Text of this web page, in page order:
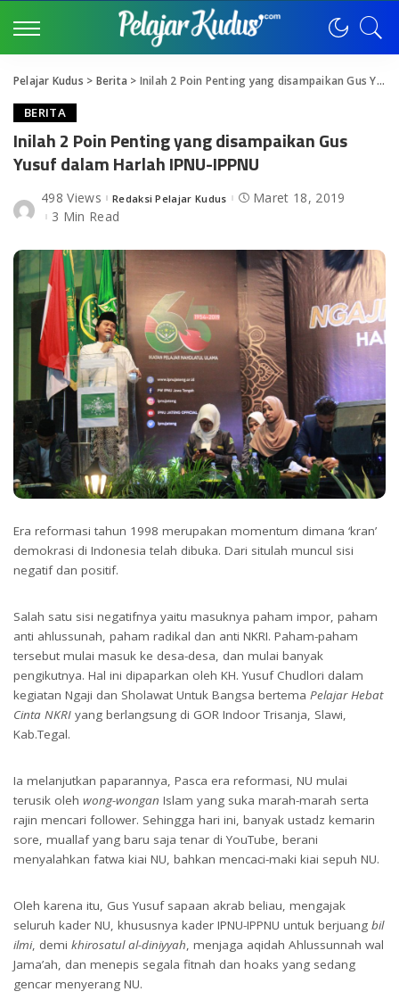
Pelajar Kudus > Berita > Inilah 2 Poin Penting yang disampaikan Gus Yusuf dalam Harlah IPNU-IPPNU
BERITA
Inilah 2 Poin Penting yang disampaikan Gus
Yusuf dalam Harlah IPNU-IPPNU
498 ViewsPosted
by
Redaksi Pelajar Kudus
Maret 18, 2019
3 Min Read
Era reformasi tahun 1998 merupakan momentum dimana ‘kran’
demokrasi di Indonesia telah dibuka. Dari situlah muncul sisi
negatif dan positif.
Salah satu sisi negatifnya yaitu masuknya paham impor, paham
anti ahlussunah, paham radikal dan anti NKRI. Paham-paham
tersebut mulai masuk ke desa-desa, dan mulai banyak
pengikutnya. Hal ini dipaparkan oleh KH. Yusuf Chudlori dalam
kegiatan Ngaji dan Sholawat Untuk Bangsa bertema Pelajar Hebat
Cinta NKRI yang berlangsung di GOR Indoor Trisanja, Slawi,
Kab.Tegal.
Ia melanjutkan paparannya, Pasca era reformasi, NU mulai
terusik oleh wong-wongan Islam yang suka marah-marah serta
rajin mencari follower. Sehingga hari ini, banyak ustadz kemarin
sore, muallaf yang baru saja tenar di YouTube, berani
menyalahkan fatwa kiai NU, bahkan mencaci-maki kiai sepuh NU.
Oleh karena itu, Gus Yusuf sapaan akrab beliau, mengajak
seluruh kader NU, khususnya kader IPNU-IPPNU untuk berjuang bil
ilmi, demi khirosatul al-diniyyah, menjaga aqidah Ahlussunnah wal
Jama’ah, dan menepis segala fitnah dan hoaks yang sedang
gencar menyerang NU.